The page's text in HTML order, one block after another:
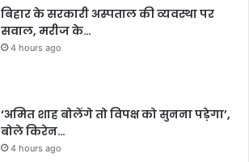
बिहार के सरकारी अस्पताल की व्यवस्था पर
सवाल, मरीज के…
4 hours ago
‘अमित शाह बोलेंगे तो विपक्ष को सुनना पड़ेगा’,
बोले किरेन…
4 hours ago